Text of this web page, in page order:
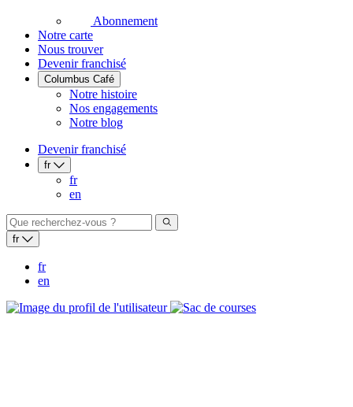
Abonnement
Notre carte
Nous trouver
Devenir franchisé
Columbus Café
Notre histoire
Nos engagements
Notre blog
Devenir franchisé
fr
fr
en
fr
fr
en